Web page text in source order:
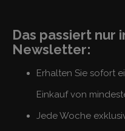
Das passiert nur
Newsletter:
Erhalten Sie sofort
Einkauf von
Jede Woche